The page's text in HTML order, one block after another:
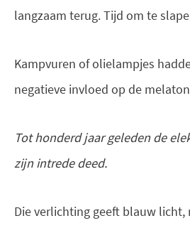
langzaam terug. Tijd om te
Kampvuren of olielampjes
negatieve invloed op de
Tot honderd jaar geleden de
zijn intrede deed.
Die verlichting geeft blauw licht,